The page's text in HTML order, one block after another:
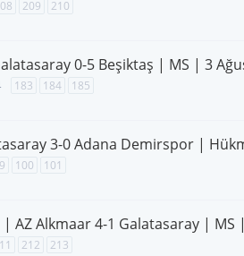
209 210
0-5 Beşiktaş | MS | 3
183 184 185
3-0 Adana Demirspor |
100 101
| AZ Alkmaar 4-1 Galatasaray | MS
212 213